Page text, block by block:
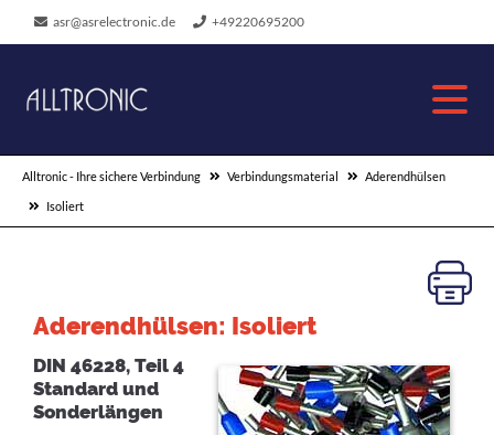
asr@asrelectronic.de +49220695200
Alltronic - Ihre sichere Verbindung Verbindungsmaterial Aderendhülsen
Isoliert
Aderendhülsen: Isoliert
DIN 46228, Teil 4
Standard und
Sonderlängen